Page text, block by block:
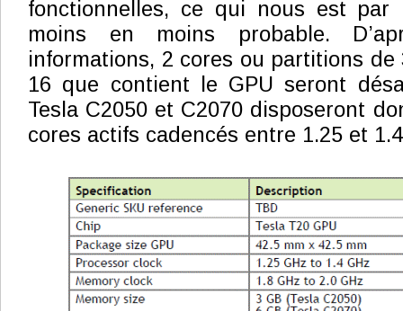
fonctionnelles, ce qui nous est
moins en moins probable.
informations, 2 cores ou partitions
16 que contient le GPU seront
Tesla C2050 et C2070 disposeront
cores actifs cadencés entre 1.25 et